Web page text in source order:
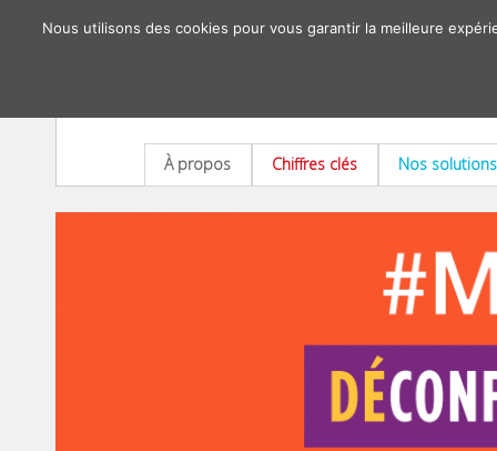
À propos Chiffres clés Nos solutions
Nous utilisons des cookies pour vous garantir la meilleure